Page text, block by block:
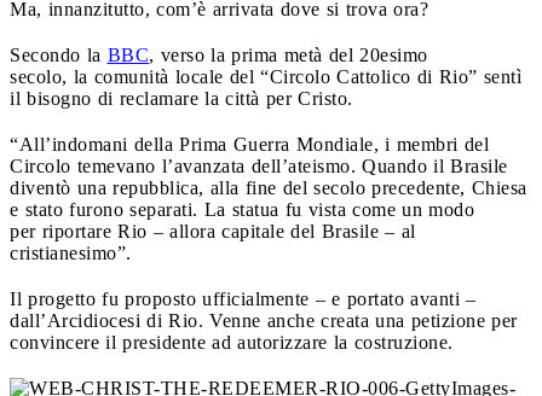
Ma, innanzitutto, com’è arrivata dove si trova ora?
Secondo la BBC, verso la prima metà del 20esimo
secolo, la comunità locale del “Circolo Cattolico di Rio” sentì
il bisogno di reclamare la città per Cristo.
“All’indomani della Prima Guerra Mondiale, i membri del
Circolo temevano l’avanzata dell’ateismo. Quando il Brasile
diventò una repubblica, alla fine del secolo precedente, Chiesa
e stato furono separati. La statua fu vista come un modo
per riportare Rio – allora capitale del Brasile – al
cristianesimo”.
Il progetto fu proposto ufficialmente – e portato avanti –
dall’Arcidiocesi di Rio. Venne anche creata una petizione per
convincere il presidente ad autorizzare la costruzione.